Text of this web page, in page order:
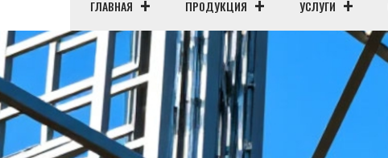
ГЛАВНАЯ ПРОДУКЦИЯ УСЛУГИ